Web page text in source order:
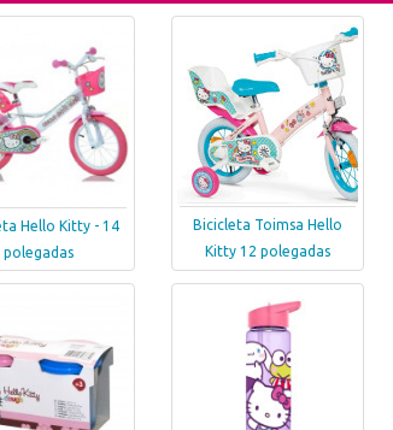
Hello Kitty - 14
polegadas
Bicicleta Toimsa Hello
Kitty 12 polegadas